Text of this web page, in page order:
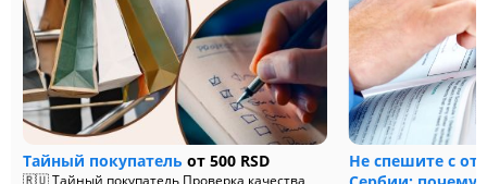
Тайный покупатель от 500 RSD
🇷🇺 Тайный покупатель Проверка качества
Не спешите с